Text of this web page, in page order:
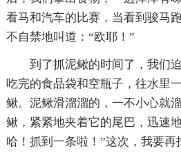
看马和汽车的比赛，当看到骏马
不自禁地叫道：“欧耶！”
到了抓泥鳅的时间了，我们
吃完的食品袋和空瓶子，往水里
鳅。泥鳅滑溜溜的，一不小心就
鳅，紧紧地夹着它的尾巴，迅速
哈！抓到一条啦！”这次，我要